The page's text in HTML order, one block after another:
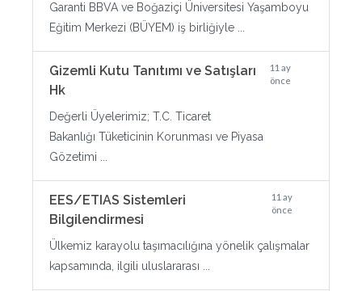
Garanti BBVA ve Boğaziçi Üniversitesi Yaşamboyu
Eğitim Merkezi (BÜYEM) iş birliğiyle ...
Gizemli Kutu Tanıtımı ve Satışları
Hk
11 ay
önce
Değerli Üyelerimiz; T.C. Ticaret
Bakanlığı Tüketicinin Korunması ve Piyasa
Gözetimi ...
EES/ETIAS Sistemleri
Bilgilendirmesi
11 ay
önce
Ülkemiz karayolu taşımacılığına yönelik çalışmalar
kapsamında, ilgili uluslararası ...